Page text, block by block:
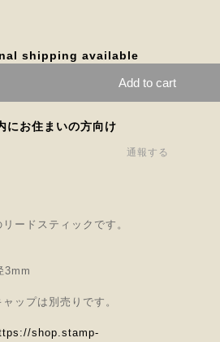
shipping available
Add to cart
にお住まいの方向け
通報する
ードスティックです。
3mm
ップは別売りです。
shop.stamp-